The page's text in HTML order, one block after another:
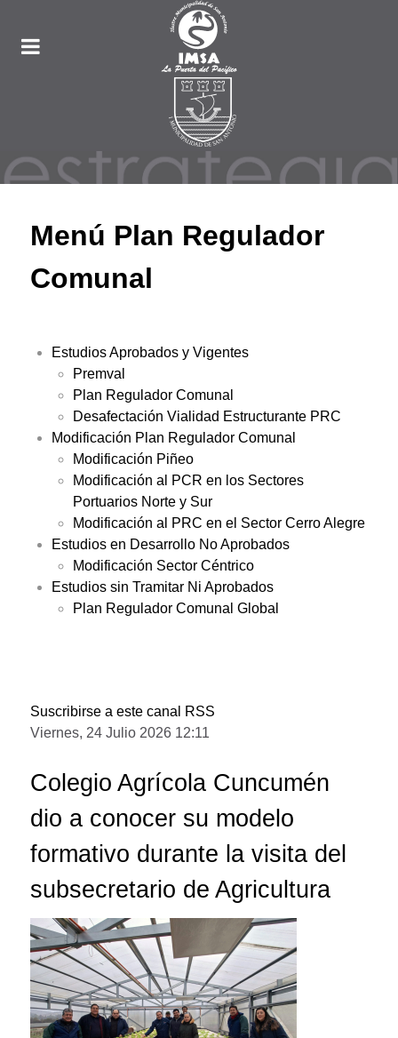
Menú Plan Regulador
Comunal
Estudios Aprobados y Vigentes
Premval
Plan Regulador Comunal
Desafectación Vialidad Estructurante PRC
Modificación Plan Regulador Comunal
Modificación Piñeo
Modificación al PCR en los Sectores
Portuarios Norte y Sur
Modificación al PRC en el Sector Cerro Alegre
Estudios en Desarrollo No Aprobados
Modificación Sector Céntrico
Estudios sin Tramitar Ni Aprobados
Plan Regulador Comunal Global
Suscribirse a este canal RSS
Viernes, 24 Julio 2026 12:11
Colegio Agrícola Cuncumén
dio a conocer su modelo
formativo durante la visita del
subsecretario de Agricultura